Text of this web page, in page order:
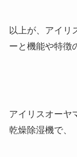
以上が、アイリ
ーと機能や特徴
アイリスオーヤ
乾燥除湿機で、